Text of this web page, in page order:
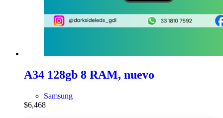
A34 128gb 8 RAM, nuevo
Samsung
$6,468